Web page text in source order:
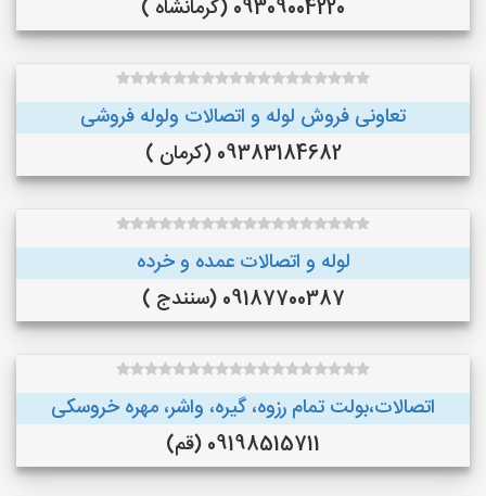
09309004220 (کرمانشاه )
تعاونی فروش لوله و اتصالات ولوله فروشی
09383184682 (کرمان )
لوله و اتصالات عمده و خرده
09187700387 (سنندج )
اتصالات،بولت تمام رزوه، گیره، واشر، مهره خروسکی
09198515711 (قم)